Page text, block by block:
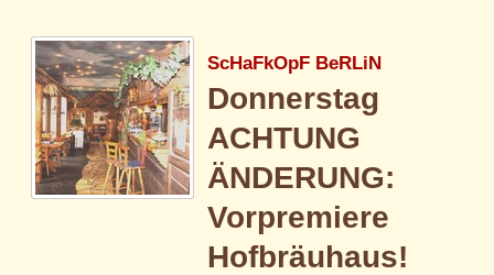
ScHaFkOpF BeRLiN
Donnerstag
ACHTUNG
ÄNDERUNG:
Vorpremiere
Hofbräuhaus!